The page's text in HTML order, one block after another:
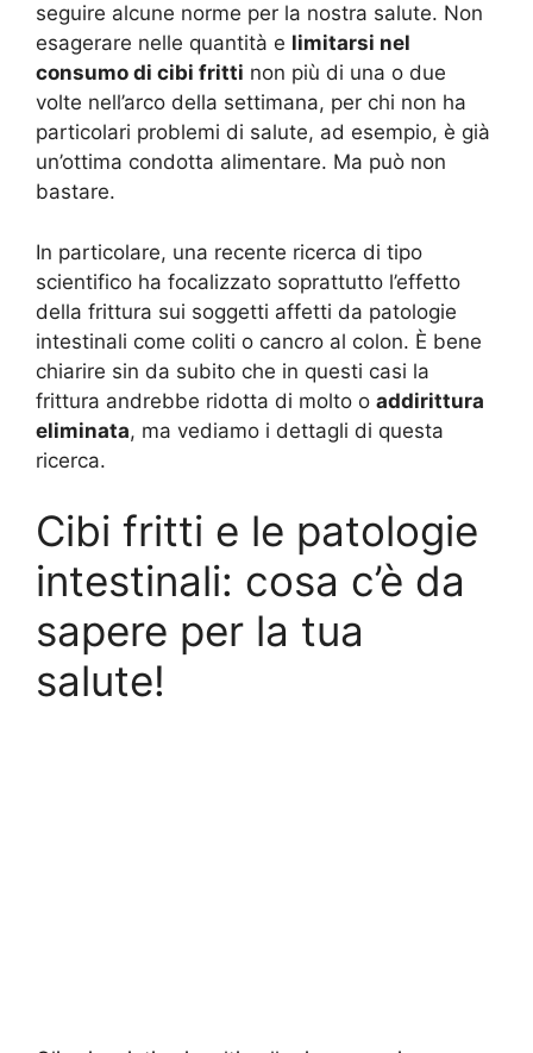
seguire alcune norme per la nostra salute. Non
esagerare nelle quantità e limitarsi nel
consumo di cibi fritti non più di una o due
volte nell’arco della settimana, per chi non ha
particolari problemi di salute, ad esempio, è già
un’ottima condotta alimentare. Ma può non
bastare.
In particolare, una recente ricerca di tipo
scientifico ha focalizzato soprattutto l’effetto
della frittura sui soggetti affetti da patologie
intestinali come coliti o cancro al colon. È bene
chiarire sin da subito che in questi casi la
frittura andrebbe ridotta di molto o addirittura
eliminata, ma vediamo i dettagli di questa
ricerca.
Cibi fritti e le patologie
intestinali: cosa c’è da
sapere per la tua
salute!